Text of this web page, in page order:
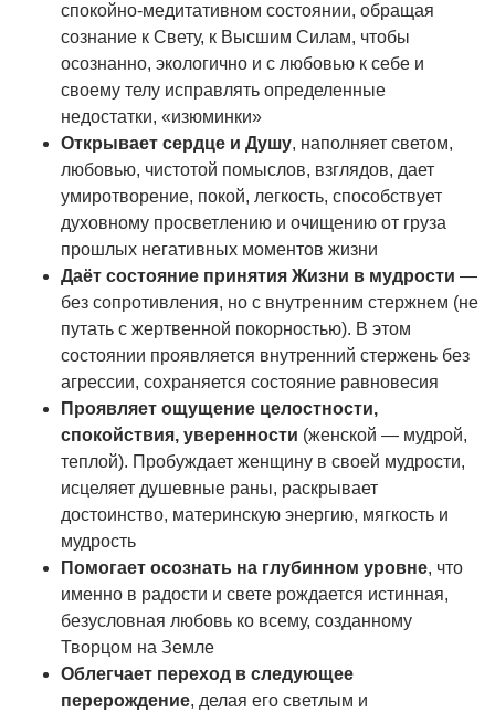
спокойно-медитативном состоянии, обращая
сознание к Свету, к Высшим Силам, чтобы
осознанно, экологично и с любовью к себе и
своему телу исправлять определенные
недостатки, «изюминки»
Открывает сердце и Душу, наполняет светом,
любовью, чистотой помыслов, взглядов, дает
умиротворение, покой, легкость, способствует
духовному просветлению и очищению от груза
прошлых негативных моментов жизни
Даёт состояние принятия Жизни в мудрости —
без сопротивления, но с внутренним стержнем (не
путать с жертвенной покорностью). В этом
состоянии проявляется внутренний стержень без
агрессии, сохраняется состояние равновесия
Проявляет ощущение целостности,
спокойствия, уверенности (женской — мудрой,
теплой). Пробуждает женщину в своей мудрости,
исцеляет душевные раны, раскрывает
достоинство, материнскую энергию, мягкость и
мудрость
Помогает осознать на глубинном уровне, что
именно в радости и свете рождается истинная,
безусловная любовь ко всему, созданному
Творцом на Земле
Облегчает переход в следующее
перерождение, делая его светлым и